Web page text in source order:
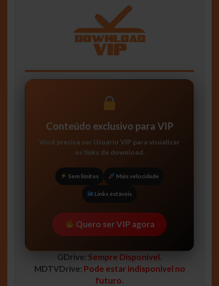
Conteúdo exclusivo para VIP
Você precisa ser Usuário VIP para visualizar
os links de download.
Sem limites Mais velocidade
Links estáveis
Quero ser VIP agora
GDrive: Sempre Disponivel.
MDTVDrive: Pode estar indisponivel no
futuro.